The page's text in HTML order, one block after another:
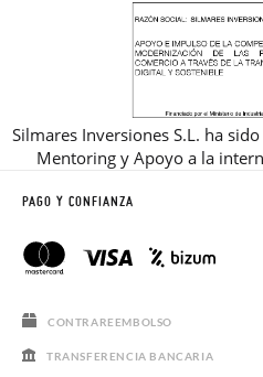
Silmares Inversiones S.L. ha
Mentoring y Apoyo a la
PAGO Y CONFIANZA
CONTRAREEMBOLSO
TRANSFERENCIA BANCARIA